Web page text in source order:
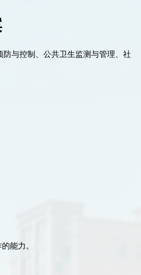
与控制、公共卫生监测与管理、社
能力。